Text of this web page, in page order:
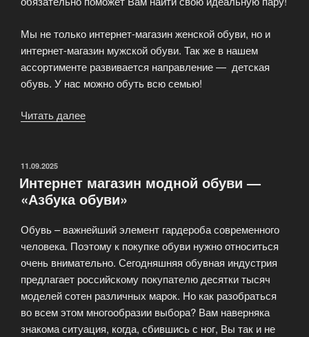
Мы не только интернет-магазин женской обуви, но и
интернет-магазин мужской обуви. Так же в нашем
ассортименте развивается направление — детская
обувь. У нас можно обуть всю семью!
Читать далее
обуви
всемирно-
брендов»
ОПУБЛИКОВАНО
11.09.2025
Интернет магазин модной обуви —
«Азбука обуви»
Обувь – важнейший элемент гардероба современного
человека. Поэтому к покупке обуви нужно относиться
очень внимательно. Сегодняшняя обувная индустрия
предлагает российскому покупателю десятки тысяч
моделей сотен различных марок. Но как разобраться
во всем этом многообразии выбора? Вам наверняка
знакома ситуация, когда, сбившись с ног, Вы так и не